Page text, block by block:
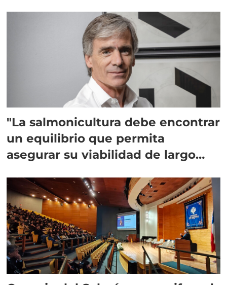
"La salmonicultura debe encontrar
un equilibrio que permita
asegurar su viabilidad de largo